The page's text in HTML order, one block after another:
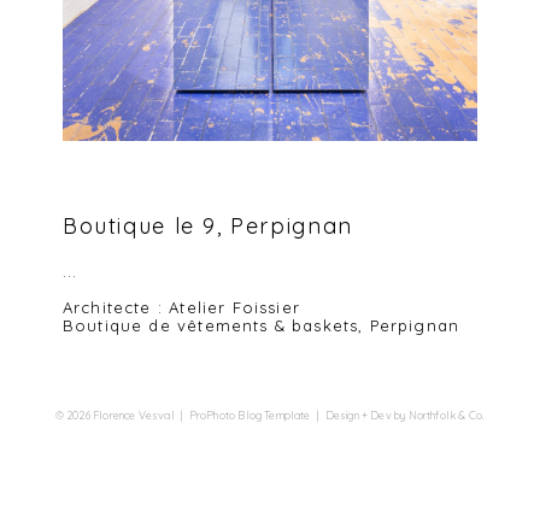
Boutique le 9, Perpignan
Architecte : Atelier Foissier
Boutique de vêtements & baskets, Perpignan
© 2026 Florence Vesval | ProPhoto Blog Template | Design + Dev by Northfolk & Co.